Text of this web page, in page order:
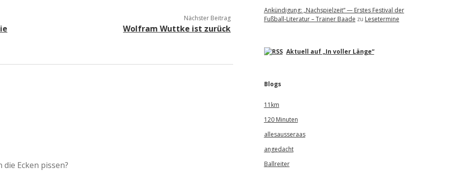
Nächster Beitrag
Wolfram Wuttke ist zurück
Ecken pissen?
Ankündigung: „Nachspielzeit“ — Erstes Festival der
Fußball-Literatur – Trainer Baade zu Lesetermine
Aktuell auf „In voller Länge“
Blogs
11km
120 Minuten
allesausseraas
angedacht
Ballreiter